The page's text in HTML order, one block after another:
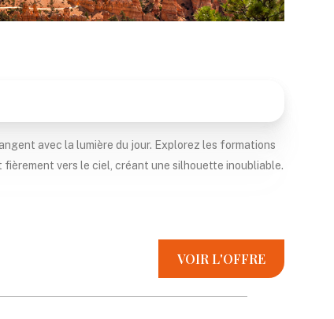
avec la lumière du jour. Explorez les formations
vers le ciel, créant une silhouette inoubliable.
VOIR L'OFFRE